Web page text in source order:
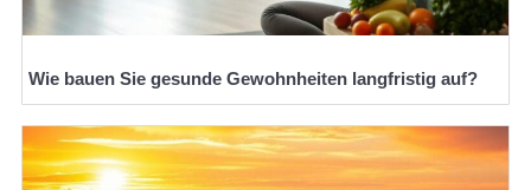
Wie bauen Sie gesunde Gewohnheiten langfristig auf?